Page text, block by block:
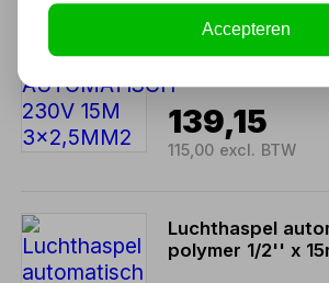
KABELHASPEL
AUTOMATISCH
139,15
115,00 excl. BTW
Luchthaspel
polymer 1/2'' x
Accepteren